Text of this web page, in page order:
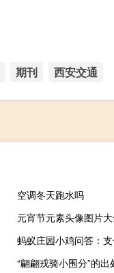
期刊 西安交通
空调冬天跑水吗
元宵节元素头像图片
蚂蚁庄园小鸡问答：
“翩翩戎骑小围分”的出